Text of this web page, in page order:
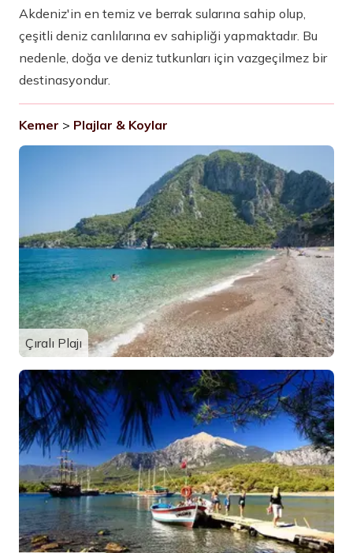
Akdeniz'in en temiz ve berrak sularına sahip olup,
çeşitli deniz canlılarına ev sahipliği yapmaktadır. Bu
nedenle, doğa ve deniz tutkunları için vazgeçilmez bir
destinasyondur.
Kemer > Plajlar & Koylar
Çıralı Plajı